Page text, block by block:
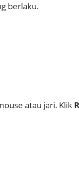
berlaku.
atau jari. Klik